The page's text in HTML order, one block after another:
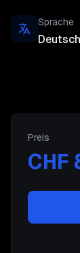
Sprache
Deutsch
Preis
CHF